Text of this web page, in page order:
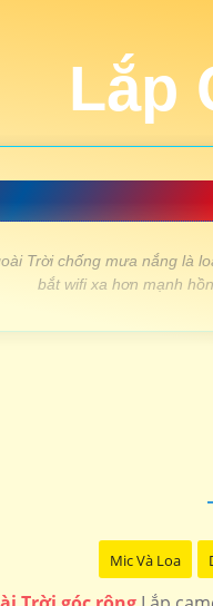
Lắp
Trời chống mưa nắng là
bắt wifi xa hơn mạnh
Thân Ngoài Trời 360
Mic Và Loa